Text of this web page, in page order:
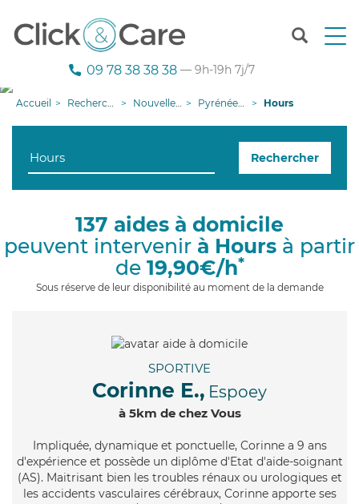
T
n
g
i
09 78 38 38 38 — 9h-19h 7j/7
Accueil Recherche aide à domicile Nouvelle-Aquitaine Pyrénées-Atlantiques Hours
Rechercher
137 aides à domicile
peuvent intervenir à Hours à partir
de 19,90€/h*
Sous réserve de leur disponibilité au moment de la demande
SPORTIVE
Corinne E., Espoey
à 5km de chez Vous
Impliquée, dynamique et ponctuelle, Corinne a 9 ans
d'expérience et possède un diplôme d'Etat d'aide-soignant
(AS). Maitrisant bien les troubles rénaux ou urologiques et
les accidents vasculaires cérébraux, Corinne apporte ses